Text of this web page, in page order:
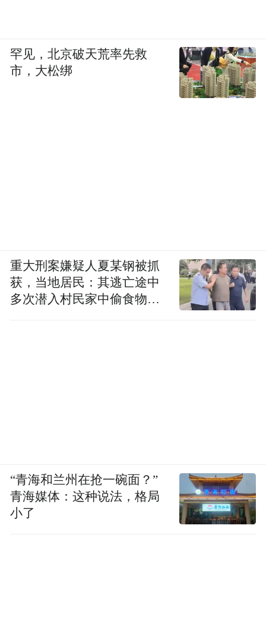
罕见，北京破天荒率先救
市，大松绑
重大刑案嫌疑人夏某钢被抓
获，当地居民：其逃亡途中
多次潜入村民家中偷食物被
“青海和兰州在抢一碗面？”
青海媒体：这种说法，格局
小了